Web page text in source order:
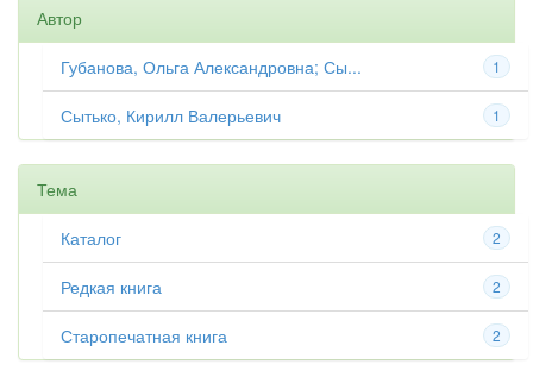
Автор
1
Губанова, Ольга Александровна; Сы...
1
Сытько, Кирилл Валерьевич
Тема
2
Каталог
2
Редкая книга
2
Старопечатная книга